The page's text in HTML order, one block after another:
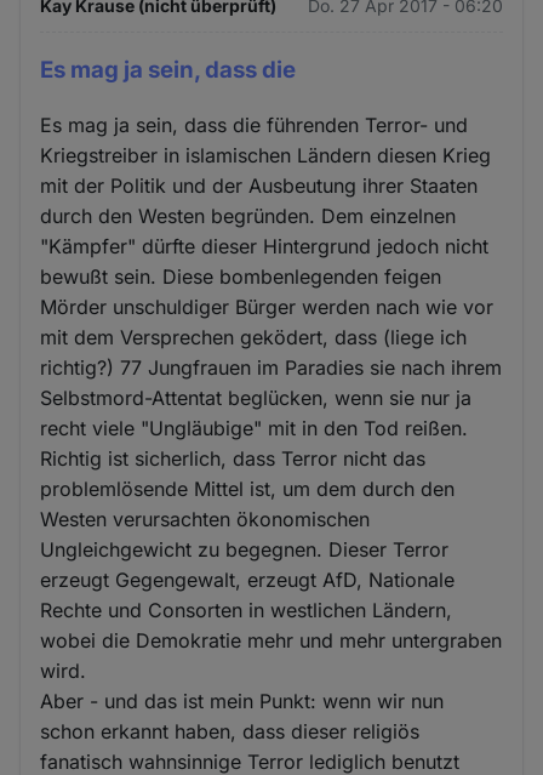
Kay Krause (nicht überprüft) Do. 27 Apr 2017 - 06:20
Es mag ja sein, dass die
Es mag ja sein, dass die führenden Terror- und
Kriegstreiber in islamischen Ländern diesen Krieg
mit der Politik und der Ausbeutung ihrer Staaten
durch den Westen begründen. Dem einzelnen
"Kämpfer" dürfte dieser Hintergrund jedoch nicht
bewußt sein. Diese bombenlegenden feigen
Mörder unschuldiger Bürger werden nach wie vor
mit dem Versprechen geködert, dass (liege ich
richtig?) 77 Jungfrauen im Paradies sie nach ihrem
Selbstmord-Attentat beglücken, wenn sie nur ja
recht viele "Ungläubige" mit in den Tod reißen.
Richtig ist sicherlich, dass Terror nicht das
problemlösende Mittel ist, um dem durch den
Westen verursachten ökonomischen
Ungleichgewicht zu begegnen. Dieser Terror
erzeugt Gegengewalt, erzeugt AfD, Nationale
Rechte und Consorten in westlichen Ländern,
wobei die Demokratie mehr und mehr untergraben
wird.
Aber - und das ist mein Punkt: wenn wir nun
schon erkannt haben, dass dieser religiös
fanatisch wahnsinnige Terror lediglich benutzt